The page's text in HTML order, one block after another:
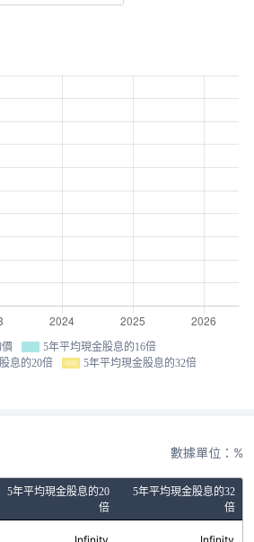
價
5年平均現金股息的16倍
息的20倍
5年平均現金股息的32倍
數據單位：%
5年平均現金股息的20
倍
5年平均現金股息的32
倍